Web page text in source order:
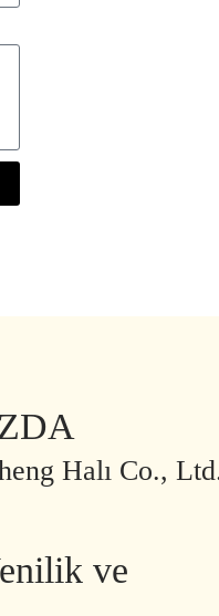
Halı Co.,
ve